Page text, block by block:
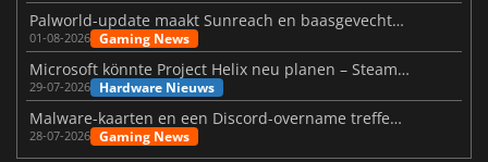
Palworld-update maakt Sunreach en baasgevechten stabieler
01-08-2026 Gaming News
Microsoft könnte Project Helix neu planen – Steam-Support wackelt
29-07-2026 Hardware Nieuws
Malware-kaarten en een Discord-overname treffen Meccha Chameleon
28-07-2026 Gaming News